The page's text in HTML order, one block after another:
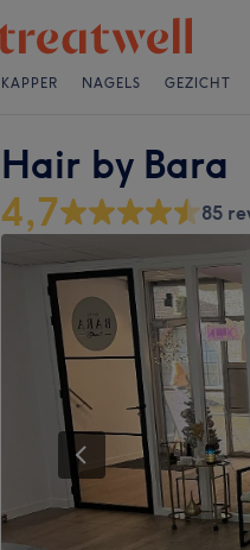
KAPPER NAGELS GEZICHT
Hair by Bara
4,7 85